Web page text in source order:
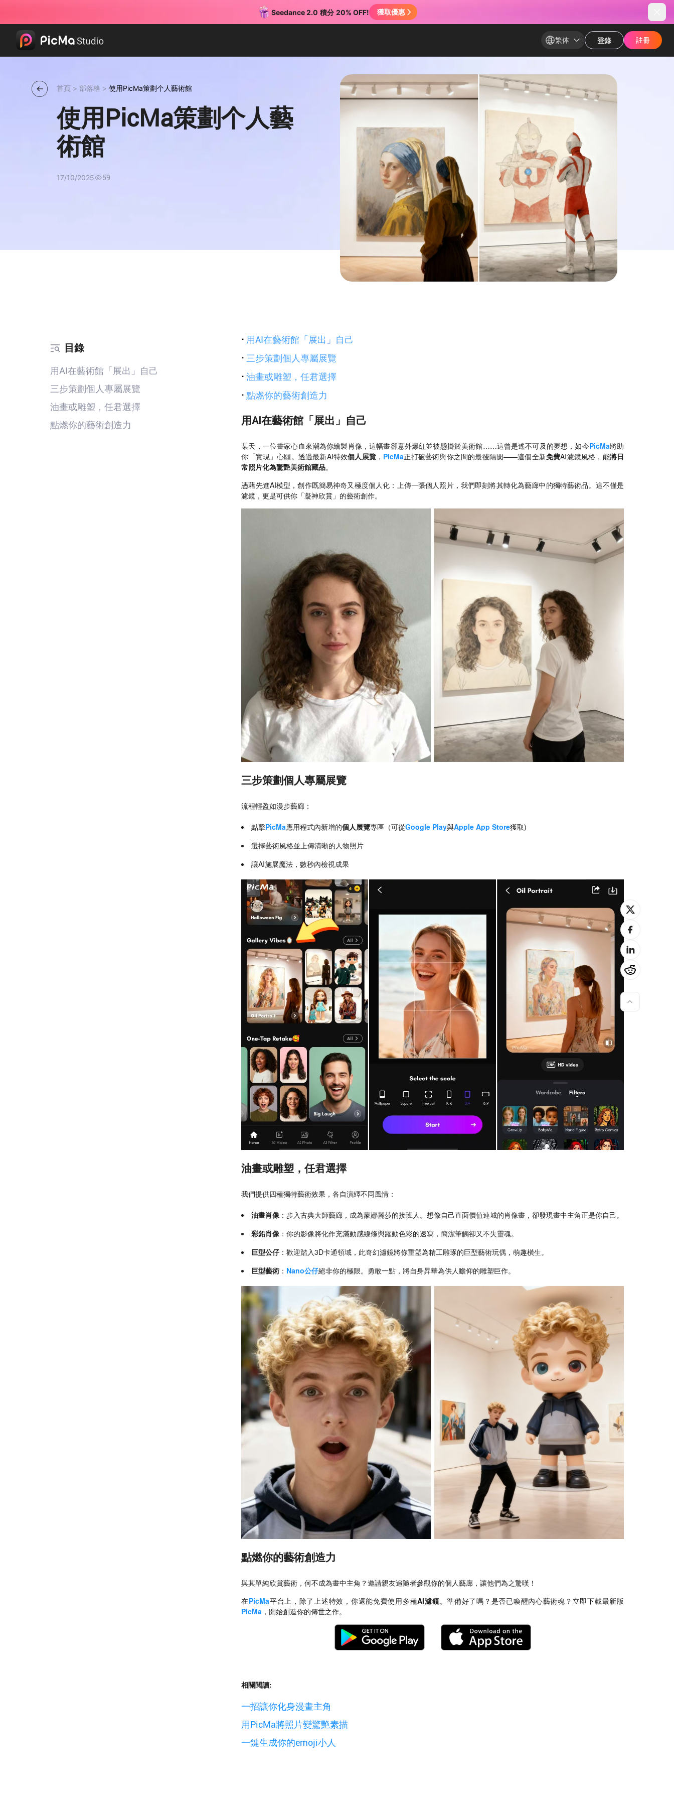
繁体 登錄 註冊​
註冊​
首頁 > 部落格 > 使用PicMa策劃个人藝術館
使用PicMa策劃个人藝
術館
17/10/2025 59
目錄
用AI在藝術館「展出」自己
三步策劃個人專屬展覽
油畫或雕塑，任君選擇
點燃你的藝術創造力
· 用AI在藝術館「展出」自己
·三步策劃個人專屬展覽
·油畫或雕塑，任君選擇
·點燃你的藝術創造力
用AI在藝術館「展出」自己
某天，一位畫家心血來潮為你繪製肖像，這幅畫卻意外爆紅並被懸掛於美術館……這曾是遙不可及的夢想，如今PicMa將助
你「實現」心願。透過最新AI特效個人展覽 ， PicMa正打破藝術與你之間的最後隔閡——這個全新免費AI濾鏡風格，能將日
常照片化為驚艷美術館藏品。
憑藉先進AI模型，創作既簡易神奇又極度個人化：上傳一張個人照片，我們即刻將其轉化為藝廊中的獨特藝術品。這不僅是
濾鏡，更是可供你「凝神欣賞」的藝術創作。
三步策劃個人專屬展覽
流程輕盈如漫步藝廊：
點擊PicMa應用程式內新增的個人展覽專區（可從Google Play與Apple App Store獲取)
選擇藝術風格並上傳清晰的人物照片
讓AI施展魔法，數秒內檢視成果
油畫或雕塑，任君選擇
我們提供四種獨特藝術效果，各自演繹不同風情：
油畫肖像 ：步入古典大師藝廊，成為蒙娜麗莎的接班人。想像自己直面價值連城的肖像畫，卻發現畫中主角正是你自己。
彩鉛肖像 ：你的影像將化作充滿動感線條與躍動色彩的速寫，簡潔筆觸卻又不失靈魂。
巨型公仔 ：歡迎踏入3D卡通領域，此奇幻濾鏡將你重塑為精工雕琢的巨型藝術玩偶，萌趣橫生。
巨型藝術 ： Nano公仔絕非你的極限。勇敢一點，將自身昇華為供人瞻仰的雕塑巨作。
點燃你的藝術創造力
與其單純欣賞藝術，何不成為畫中主角？邀請親友追隨者參觀你的個人藝廊，讓他們為之驚嘆！
在PicMa平台上，除了上述特效，你還能免費使用多種AI濾鏡。準備好了嗎？是否已喚醒內心藝術魂？立即下載最新版
PicMa ，開始創造你的傳世之作。
相關閱讀:
一招讓你化身漫畫主角
用PicMa將照片變驚艷素描
一鍵生成你的emoji小人
Seedance 2.0 積分 20% OFF! 獲取優惠